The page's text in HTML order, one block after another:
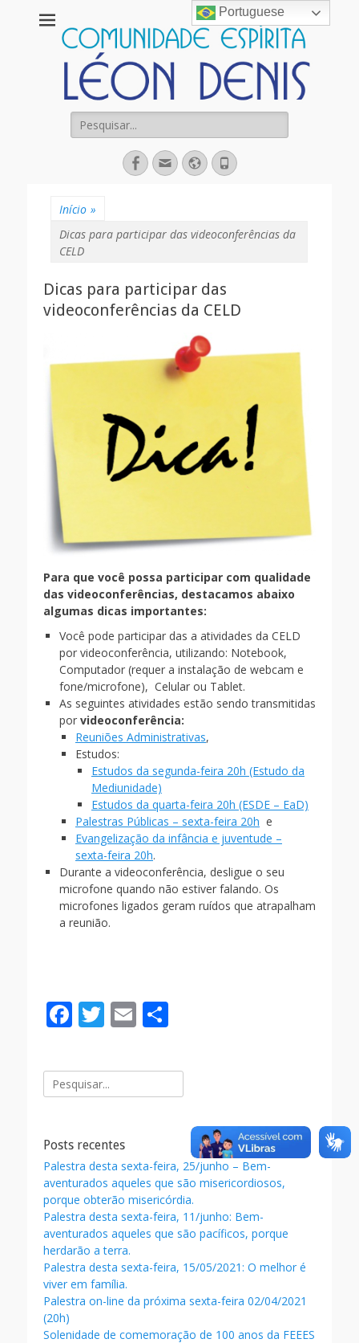
Comunidade
Espírita Léon
Denis
Pesquisar
por:
Facebook
EmailWebsiteFone
Início »
Dicas para participar das videoconferências da
CELD
Dicas para participar das
videoconferências da CELD
Para que você possa participar com qualidade
das videoconferências, destacamos abaixo
algumas dicas importantes:
Você pode participar das a atividades da CELD
por videoconferência, utilizando: Notebook,
Computador (requer a instalação de webcam e
fone/microfone), Celular ou Tablet.
As seguintes atividades estão sendo transmitidas
por videoconferência:
Reuniões Administrativas,
Estudos:
Estudos da segunda-feira 20h (Estudo da
Mediunidade)
Estudos da quarta-feira 20h (ESDE – EaD)
Palestras Públicas – sexta-feira 20h e
Evangelização da infância e juventude –
sexta-feira 20h.
Durante a videoconferência, desligue o seu
microfone quando não estiver falando. Os
microfones ligados geram ruídos que atrapalham
a reunião.
F
e
b
o
k
T
itt
er
E
ai
l
ar
e
Pesquisar
por:
Posts recentes
Palestra desta sexta-feira, 25/junho – Bem-
aventurados aqueles que são misericordiosos,
porque obterão misericórdia.
Palestra desta sexta-feira, 11/junho: Bem-
aventurados aqueles que são pacíficos, porque
herdarão a terra.
Palestra desta sexta-feira, 15/05/2021: O melhor é
viver em família.
Palestra on-line da próxima sexta-feira 02/04/2021
(20h)
Solenidade de comemoração de 100 anos da FEEES
Portuguese